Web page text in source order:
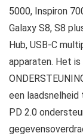
5000, Inspiron
Galaxy S8, S8
Hub, USB-C
apparaten. Het
een
PD 2.0